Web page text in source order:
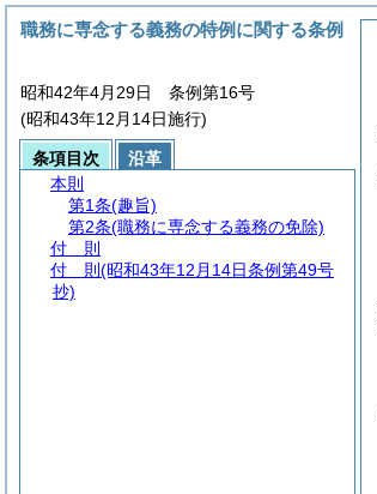
職務に専念する義務の特例に関する条例
昭和42年4月29日 条例第16号
(昭和43年12月14日施行)
条項目次
沿革
本則
第1条(趣旨)
第2条(職務に専念する義務の免除)
付 則
付 則 (昭和43年12月14日条例第49号
抄)